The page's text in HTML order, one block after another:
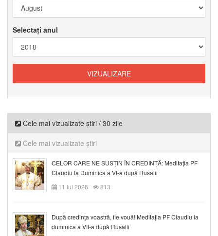
Selectați anul
Cele mai vizualizate știri / 30 zile
Cele mai vizualizate știri
CELOR CARE NE SUSȚIN ÎN CREDINȚĂ: Meditația PF
Claudiu la Duminica a VI-a după Rusalii
11 Iul 2026
813
După credinţa voastră, fie vouă! Meditația PF Claudiu la
duminica a VII-a după Rusalii